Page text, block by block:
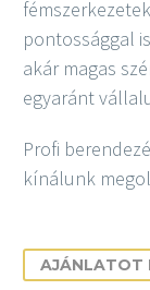
pontossággal
akár magas
egyaránt
Profi
kínálunk
AJÁNLATOT